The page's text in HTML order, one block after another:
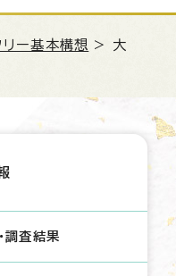
リー基本構想 > 大
調査結果